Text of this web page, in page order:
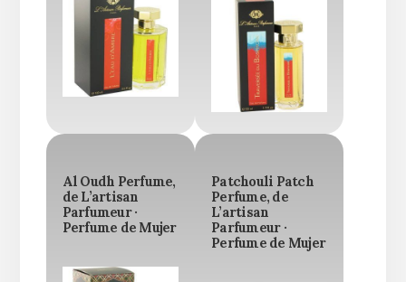
Al Oudh Perfume,
de L’artisan
Parfumeur ·
Perfume de Mujer
Patchouli Patch
Perfume, de
L’artisan
Parfumeur ·
Perfume de Mujer